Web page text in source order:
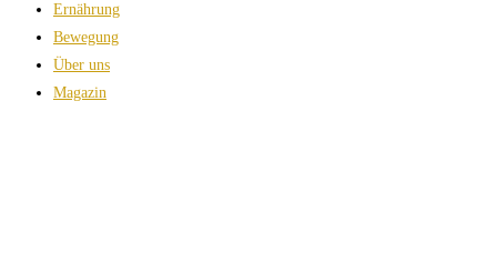
Ernährung
Bewegung
Über uns
Magazin